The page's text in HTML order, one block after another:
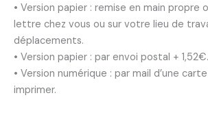
• Version papier : remise en main propre
lettre chez vous ou sur votre lieu de
déplacements.
• Version papier : par envoi postal + 1,52€.
• Version numérique : par mail d’une
imprimer.